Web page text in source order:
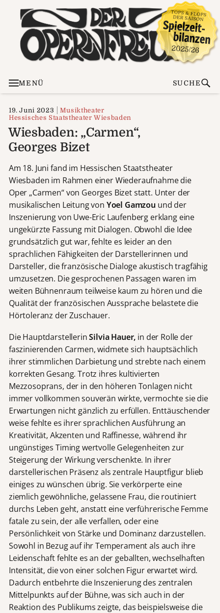
MENÜ SUCHE
19. Juni 2023
Musiktheater
Hessisches Staatstheater Wiesbaden
Wiesbaden: „Carmen“,
Georges Bizet
Am 18. Juni fand im Hessischen Staatstheater
Wiesbaden im Rahmen einer Wiederaufnahme die
Oper „Carmen“ von Georges Bizet statt. Unter der
musikalischen Leitung von Yoel Gamzou und der
Inszenierung von Uwe-Eric Laufenberg erklang eine
ungekürzte Fassung mit Dialogen. Obwohl die Idee
grundsätzlich gut war, fehlte es leider an den
sprachlichen Fähigkeiten der Darstellerinnen und
Darsteller, die französische Dialoge akustisch tragfähig
umzusetzen. Die gesprochenen Passagen waren im
weiten Bühnenraum teilweise kaum zu hören und die
Qualität der französischen Aussprache belastete die
Hörtoleranz der Zuschauer.
Die HauptdarstellerinSilvia Hauer, in der Rolle der
faszinierenden Carmen, widmete sich hauptsächlich
ihrer stimmlichen Darbietung und strebte nach einem
korrekten Gesang. Trotz ihres kultivierten
Mezzosoprans, der in den höheren Tonlagen nicht
immer vollkommen souverän wirkte, vermochte sie die
Erwartungen nicht gänzlich zu erfüllen. Enttäuschender
weise fehlte es ihrer sprachlichen Ausführung an
Kreativität, Akzenten und Raffinesse, während ihr
ungünstiges Timing wertvolle Gelegenheiten zur
Steigerung der Wirkung verschenkte. In ihrer
darstellerischen Präsenz als zentrale Hauptfigur blieb
einiges zu wünschen übrig. Sie verkörperte eine
ziemlich gewöhnliche, gelassene Frau, die routiniert
durchs Leben geht, anstatt eine verführerische Femme
fatale zu sein, der alle verfallen, oder eine
Persönlichkeit von Stärke und Dominanz darzustellen.
Sowohl in Bezug auf ihr Temperament als auch ihre
Leidenschaft fehlte es an der geballten, wechselhaften
Intensität, die von einer solchen Figur erwartet wird.
Dadurch entbehrte die Inszenierung des zentralen
Mittelpunkts auf der Bühne, was sich auch in der
Reaktion des Publikums zeigte, das beispielsweise die